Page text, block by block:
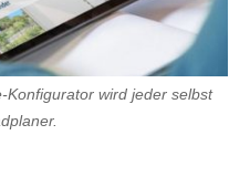
wird jeder selbst